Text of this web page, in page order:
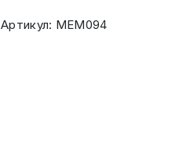
Артикул: МЕМ094